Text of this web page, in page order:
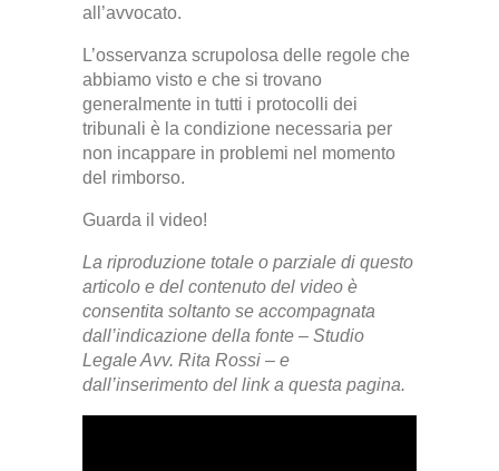
all’avvocato.
L’osservanza scrupolosa delle regole che
abbiamo visto e che si trovano
generalmente in tutti i protocolli dei
tribunali è la condizione necessaria per
non incappare in problemi nel momento
del rimborso.
Guarda il video!
La riproduzione totale o parziale di questo
articolo e del contenuto del video è
consentita soltanto se accompagnata
dall’indicazione della fonte – Studio
Legale Avv. Rita Rossi – e
dall’inserimento del link a questa pagina.